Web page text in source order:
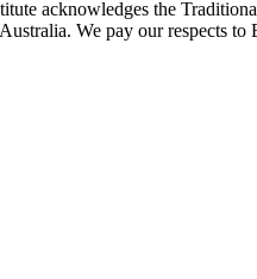
acknowledges the
We pay our respects to